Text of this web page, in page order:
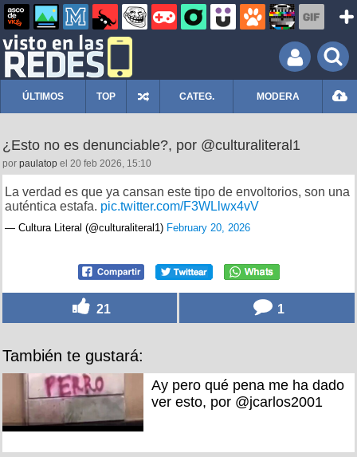
ÚLTIMOS TOP CATEG. MODERA
¿Esto no es denunciable?, por @culturaliteral1
por paulatop el 20 feb 2026, 15:10
La verdad es que ya cansan este tipo de envoltorios, son una
auténtica estafa. pic.twitter.com/F3WLlwx4vV
— Cultura Literal (@culturaliteral1) February 20, 2026
21 1
También te gustará:
Ay pero qué pena me ha dado
ver esto, por @jcarlos2001